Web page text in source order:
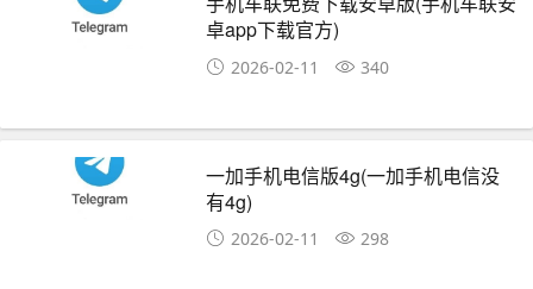
卓app下载官方)
2026-02-11 340
一加手机电信版4g(一加手机电信没
有4g)
2026-02-11 298